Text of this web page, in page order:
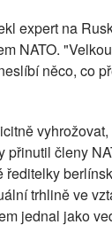
expert na
NATO.
něco, co
členy
trhlině ve
jednal jako